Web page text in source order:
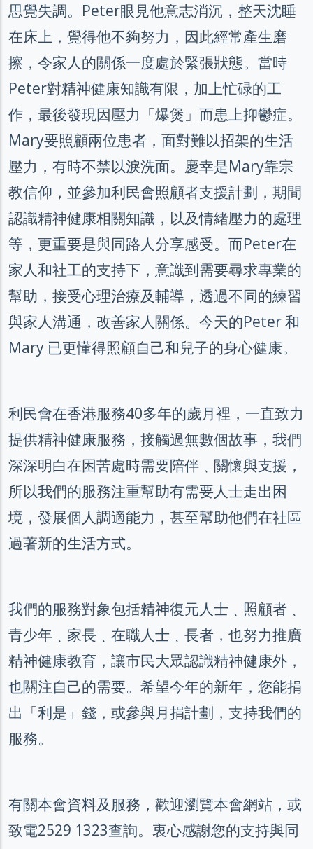
思覺失調。Peter眼見他意志消沉，整天沈睡
在床上，覺得他不夠努力，因此經常產生磨
擦，令家人的關係一度處於緊張狀態。當時
Peter對精神健康知識有限，加上忙碌的工
作，最後發現因壓力「爆煲」而患上抑鬱症。
Mary要照顧兩位患者，面對難以招架的生活
壓力，有時不禁以淚洗面。慶幸是Mary靠宗
教信仰，並參加利民會照顧者支援計劃，期間
認識精神健康相關知識，以及情緒壓力的處理
等，更重要是與同路人分享感受。而Peter在
家人和社工的支持下，意識到需要尋求專業的
幫助，接受心理治療及輔導，透過不同的練習
與家人溝通，改善家人關係。今天的Peter 和
Mary 已更懂得照顧自己和兒子的身心健康。
利民會在香港服務40多年的歲月裡，一直致力
提供精神健康服務，接觸過無數個故事，我們
深深明白在困苦處時需要陪伴﹑關懷與支援，
所以我們的服務注重幫助有需要人士走出困
境，發展個人調適能力，甚至幫助他們在社區
過著新的生活方式。
我們的服務對象包括精神復元人士﹑照顧者﹑
青少年﹑家長﹑在職人士﹑長者，也努力推廣
精神健康教育，讓市民大眾認識精神健康外，
也關注自己的需要。希望今年的新年，您能捐
出「利是」錢，或參與月捐計劃，支持我們的
服務。
有關本會資料及服務，歡迎瀏覽本會網站，或
致電2529 1323查詢。衷心感謝您的支持與同